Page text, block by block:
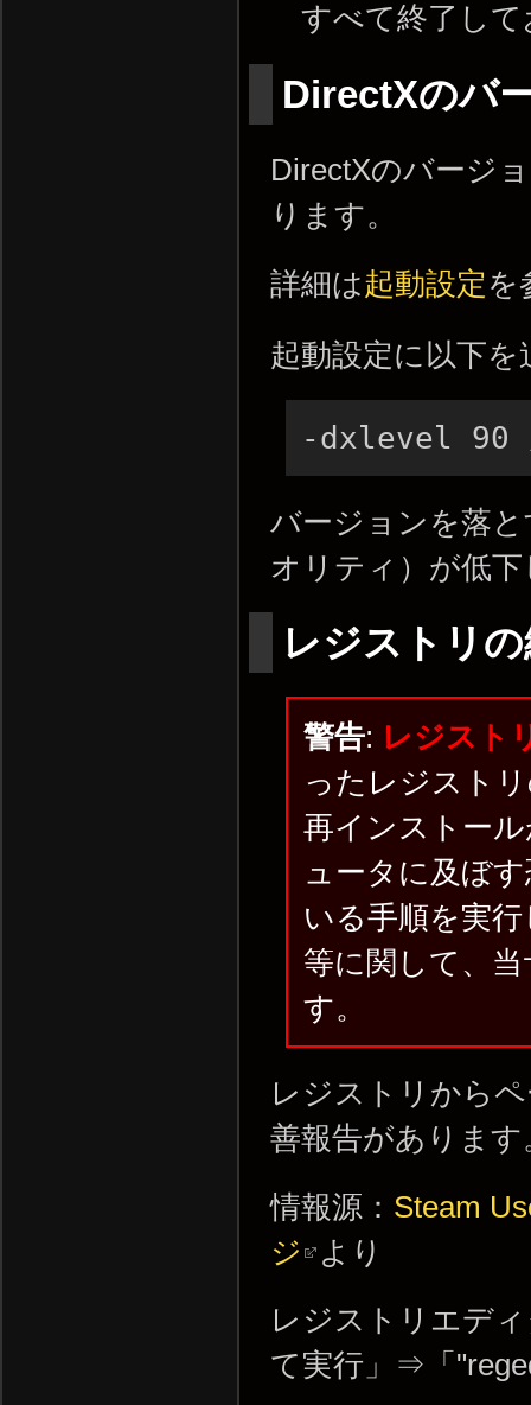
すべて終了し
DirectXのバ
DirectXのバージ
ります。
詳細は起動設定 を
起動設定に以下を
-dxlevel 90
バージョンを落
オリティ）が低
レジストリ
警告: レジスト
ったレジスト
再インストー
ュータに及ぼ
いる手順を実
等に関して、
す。
レジストリから
善報告があります
情報源： Steam
ジ
より
レジストリエデ
て実行」⇒「